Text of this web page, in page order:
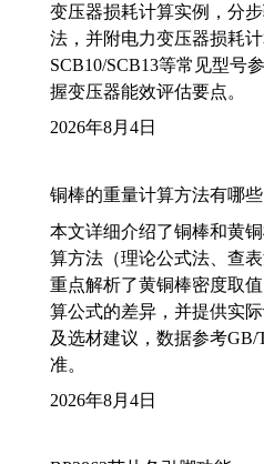
变压器损耗计算实例，分
法，并附电力变压器损耗
SCB10/SCB13等常见型号
握变压器能效评估要点。
2026年8月4日
铜棒的重量计算方法有哪些
本文详细介绍了铜棒和黄
算方法（理论公式法、查
重点解析了黄铜棒密度取值
算公式的差异，并提供实
及选材建议，数据参考GB/
准。
2026年8月4日